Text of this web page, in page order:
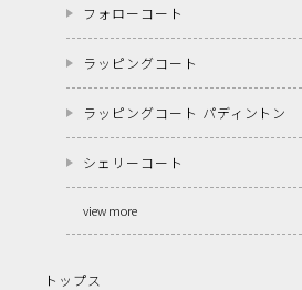
フォローコート
ラッピングコート
ラッピングコート パディントン
シェリーコート
view more
トップス